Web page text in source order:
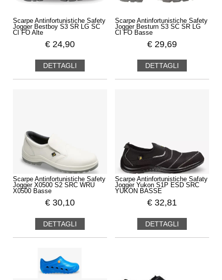
Scarpe Antinfortunistiche Safety
Jogger Bestboy S3 SR LG SC
CI FO Alte
€ 24,90
DETTAGLI
Scarpe Antinfortunistiche Safety
Jogger Besturn S3 SC SR LG
CI FO Basse
€ 29,69
DETTAGLI
Scarpe Antinfortunistiche Safety
Jogger X0500 S2 SRC WRU
X0500 Basse
€ 30,10
DETTAGLI
Scarpe Antinfortunistiche Safaty
Jogger Yukon S1P ESD SRC
YUKON BASSE
€ 32,81
DETTAGLI